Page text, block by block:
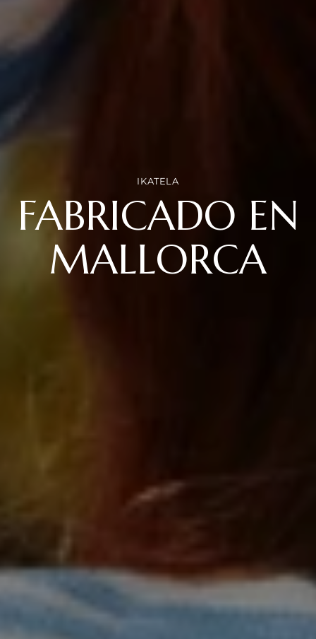
IKATELA
FABRICADO EN
MALLORCA